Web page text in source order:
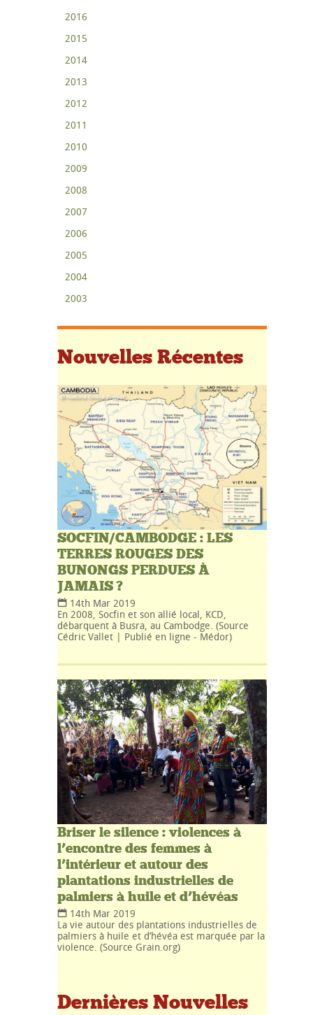
2016
2015
2014
2013
2012
2011
2010
2009
2008
2007
2006
2005
2004
2003
Nouvelles Récentes
SOCFIN/CAMBODGE : LES
TERRES ROUGES DES
BUNONGS PERDUES À
JAMAIS ?
14th Mar 2019
En 2008, Socfin et son allié local, KCD,
débarquent à Busra, au Cambodge. (Source
Cédric Vallet | Publié en ligne - Médor)
Briser le silence : violences à
l’encontre des femmes à
l’intérieur et autour des
plantations industrielles de
palmiers à huile et d’hévéas
14th Mar 2019
La vie autour des plantations industrielles de
palmiers à huile et d’hévéa est marquée par la
violence. (Source Grain.org)
Dernières Nouvelles